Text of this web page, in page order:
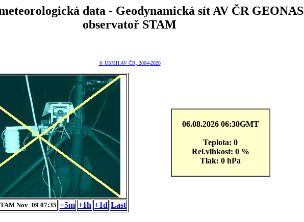
data - Geodynamická sít AV ČR GEONAS
observatoř STAM
© ÚSMH AV ČR, 2004-2026
Nov_09 07:35 +5m +1h +1d Last
06.08.2026 06:30GMT
Teplota: 0
Rel.vlhkost: 0 %
Tlak: 0 hPa